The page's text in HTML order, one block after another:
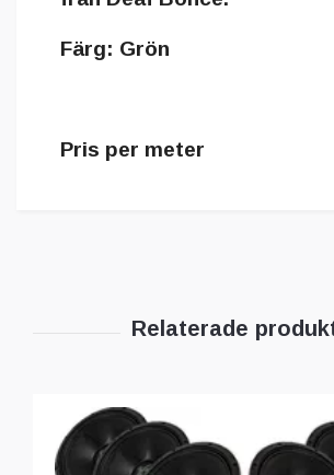
Färg: Grön
Pris per meter